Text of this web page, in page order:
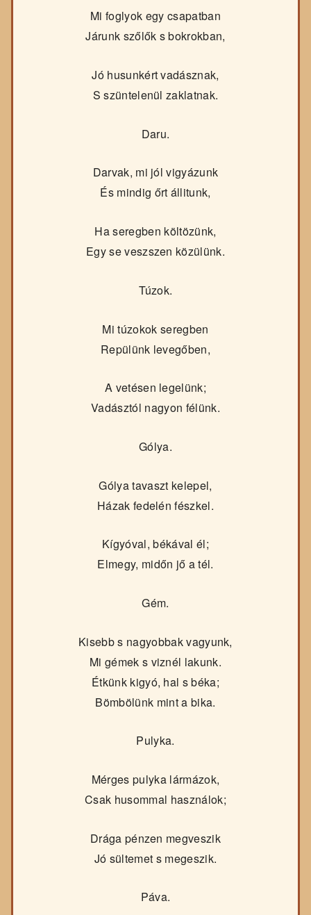
Mi foglyok egy csapatban
Járunk szőlők s bokrokban,
Jó husunkért vadásznak,
S szüntelenül zaklatnak.
Daru.
Darvak, mi jól vigyázunk
És mindig őrt állitunk,
Ha seregben költözünk,
Egy se veszszen közülünk.
Túzok.
Mi túzokok seregben
Repülünk levegőben,
A vetésen legelünk;
Vadásztól nagyon félünk.
Gólya.
Gólya tavaszt kelepel,
Házak fedelén fészkel.
Kígyóval, békával él;
Elmegy, midőn jő a tél.
Gém.
Kisebb s nagyobbak vagyunk,
Mi gémek s viznél lakunk.
Étkünk kigyó, hal s béka;
Bömbölünk mint a bika.
Pulyka.
Mérges pulyka lármázok,
Csak husommal használok;
Drága pénzen megveszik
Jó sültemet s megeszik.
Páva.